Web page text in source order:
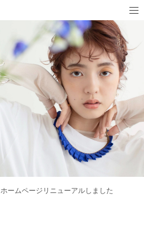
ホームページリニューアルしました